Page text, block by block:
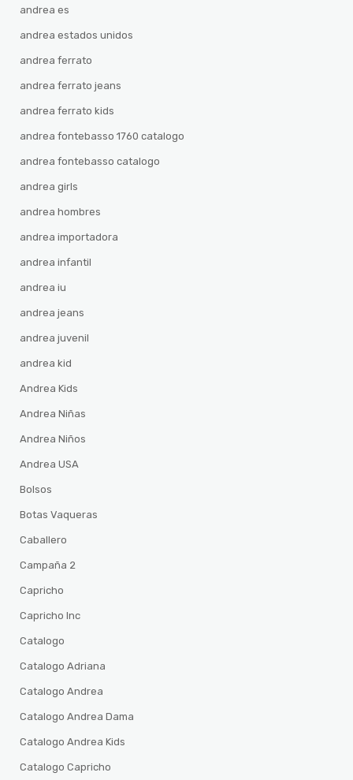
andrea es
andrea estados unidos
andrea ferrato
andrea ferrato jeans
andrea ferrato kids
andrea fontebasso 1760 catalogo
andrea fontebasso catalogo
andrea girls
andrea hombres
andrea importadora
andrea infantil
andrea iu
andrea jeans
andrea juvenil
andrea kid
Andrea Kids
Andrea Niñas
Andrea Niños
Andrea USA
Bolsos
Botas Vaqueras
Caballero
Campaña 2
Capricho
Capricho Inc
Catalogo
Catalogo Adriana
Catalogo Andrea
Catalogo Andrea Dama
Catalogo Andrea Kids
Catalogo Capricho